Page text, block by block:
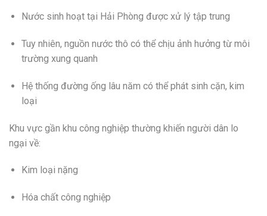
Nước sinh hoạt tại Hải Phòng được xử lý tập trung
Tuy nhiên, nguồn nước thô có thể chịu ảnh hưởng từ môi
trường xung quanh
Hệ thống đường ống lâu năm có thể phát sinh cặn, kim
loại
Khu vực gần khu công nghiệp thường khiến người dân lo
ngại về:
Kim loại nặng
Hóa chất công nghiệp